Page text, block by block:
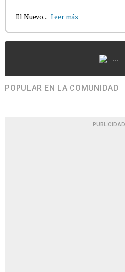
El Nuevo... Leer más
...
POPULAR EN LA COMUNIDAD
PUBLICIDAD